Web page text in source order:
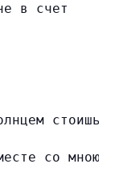
в счет
стоишь
со мною